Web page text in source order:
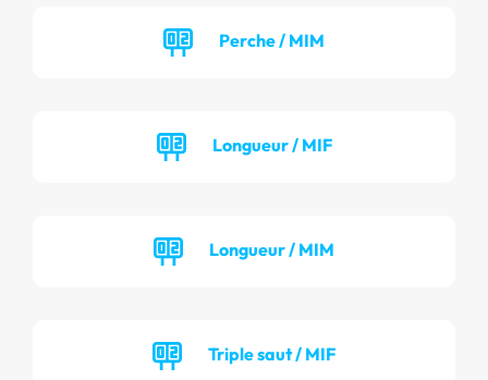
Perche / MIM
Longueur / MIF
Longueur / MIM
Triple saut / MIF